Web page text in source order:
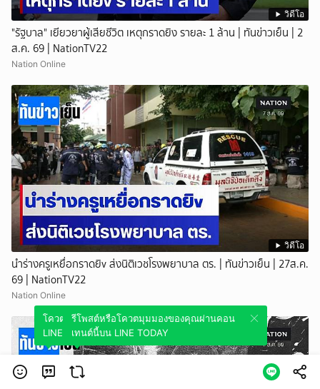
วิดีโอ
"รัฐบาล" เยียวยาผู้เสียชีวิต เหตุกราดยิง รายละ 1 ล้าน | ทันข่าวเย็น | 2
ส.ค. 69 | NationTV22
Nation Online
วิดีโอ
นำร่างครูเหยื่อกราดยิv ส่งนิติเวชโรงพยาบาล ตร. | ทันข่าวเย็น | 27ส.ค.
69 | NationTV22
Nation Online
โควตมุมมองของคุณผ่านคอนเทนต์นี้บน
LINE TODAY
รีโพสต์หรือโควตมุมมองของคุณผ่านคอน
เทนต์นี้บน LINE TODAY